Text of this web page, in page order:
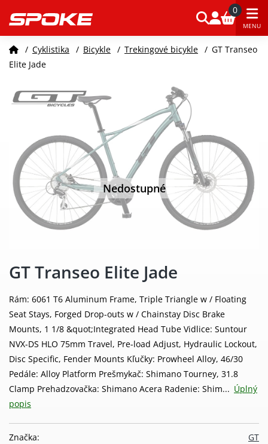
0
MENU
/ Cyklistika / Bicykle / Trekingové bicykle / GT Transeo
Elite Jade
Nedostupné
GT Transeo Elite Jade
Rám: 6061 T6 Aluminum Frame, Triple Triangle w / Floating
Seat Stays, Forged Drop-outs w / Chainstay Disc Brake
Mounts, 1 1/8 &quot;Integrated Head Tube Vidlice: Suntour
NVX-DS HLO 75mm Travel, Pre-load Adjust, Hydraulic Lockout,
Disc Specific, Fender Mounts Kľučky: Prowheel Alloy, 46/30
Pedále: Alloy Platform Prešmykač: Shimano Tourney, 31.8
Clamp Prehadzovačka: Shimano Acera Radenie: Shim... Úplný
popis
GT
Značka: